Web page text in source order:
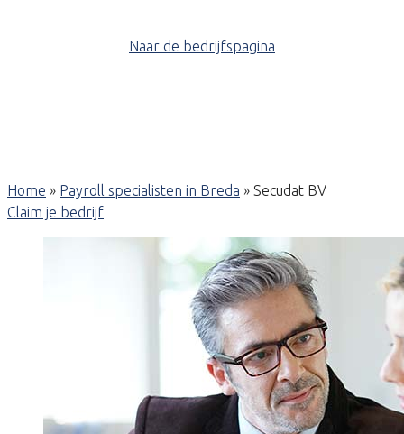
Naar de bedrijfspagina
Home » Payroll specialisten in Breda » Secudat BV
Claim je bedrijf